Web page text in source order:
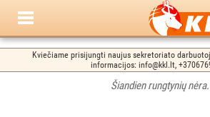
Kviečiame prisijungti naujus sekretoriato
informacijos: info@kkl.lt,
Šiandien rungtynių nėra.